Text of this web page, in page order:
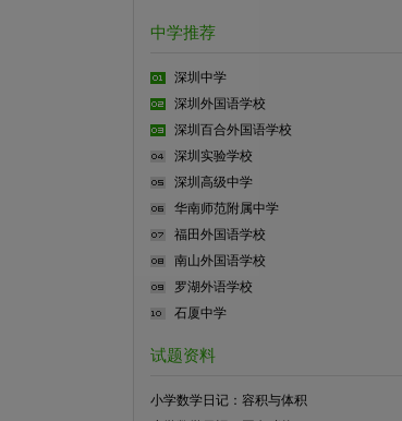
中学推荐
深圳中学
深圳外国语学校
深圳百合外国语学校
深圳实验学校
深圳高级中学
华南师范附属中学
福田外国语学校
南山外国语学校
罗湖外语学校
石厦中学
试题资料
小学数学日记：容积与体积